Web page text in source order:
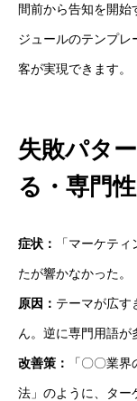
間前から告知を開始
ジュールのテンプ
客が実現できます。
失敗パタ
る・専門
症状： 「マーケテ
たが響かなかった。
原因： テーマが広す
ん。逆に専門用語が
改善策： 「〇〇業
法」のように、ター